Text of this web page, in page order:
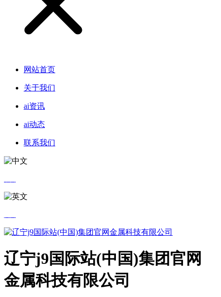
网站首页
关于我们
ai资讯
ai动态
联系我们
辽宁j9国际站(中国)集团官网
金属科技有限公司